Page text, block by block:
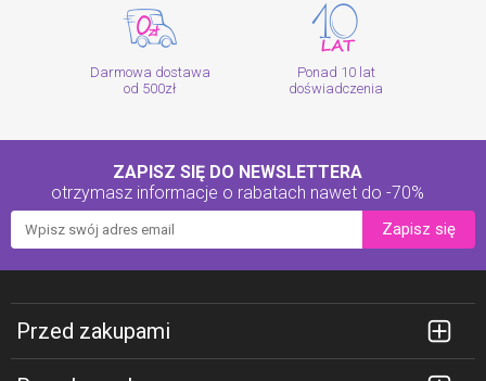
Darmowa dostawa
od 500zł
Ponad 10 lat
doświadczenia
ZAPISZ SIĘ DO NEWSLETTERA
otrzymasz informacje o rabatach nawet do -70%
Zapisz się
Przed zakupami